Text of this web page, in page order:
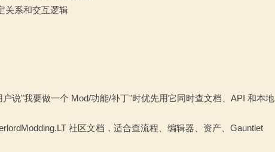
关系和交互逻辑
说"我要做一个 Mod/功能/补丁"时优先用它同时查文档、API 和本地
社区文档，适合查流程、编辑器、资产、Gauntlet